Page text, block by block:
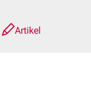
Artikel